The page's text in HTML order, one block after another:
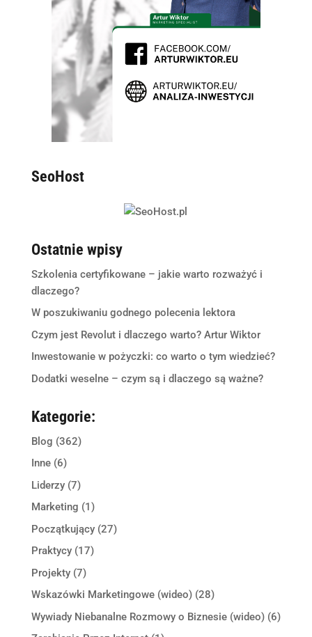
SeoHost
Ostatnie wpisy
Szkolenia certyfikowane – jakie warto rozważyć i
dlaczego?
W poszukiwaniu godnego polecenia lektora
Czym jest Revolut i dlaczego warto? Artur Wiktor
Inwestowanie w pożyczki: co warto o tym wiedzieć?
Dodatki weselne – czym są i dlaczego są ważne?
Kategorie:
Blog (362)
Inne(6)
Liderzy(7)
Marketing (1)
Początkujący(27)
Praktycy(17)
Projekty(7)
Wskazówki Marketingowe (wideo)(28)
Wywiady Niebanalne Rozmowy o Biznesie (wideo)(6)